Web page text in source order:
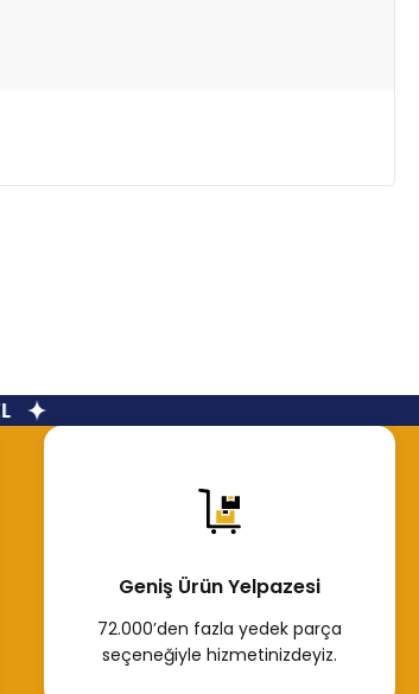
Geniş Ürün Yelpazesi
72.000’den fazla yedek parça
seçeneğiyle hizmetinizdeyiz.